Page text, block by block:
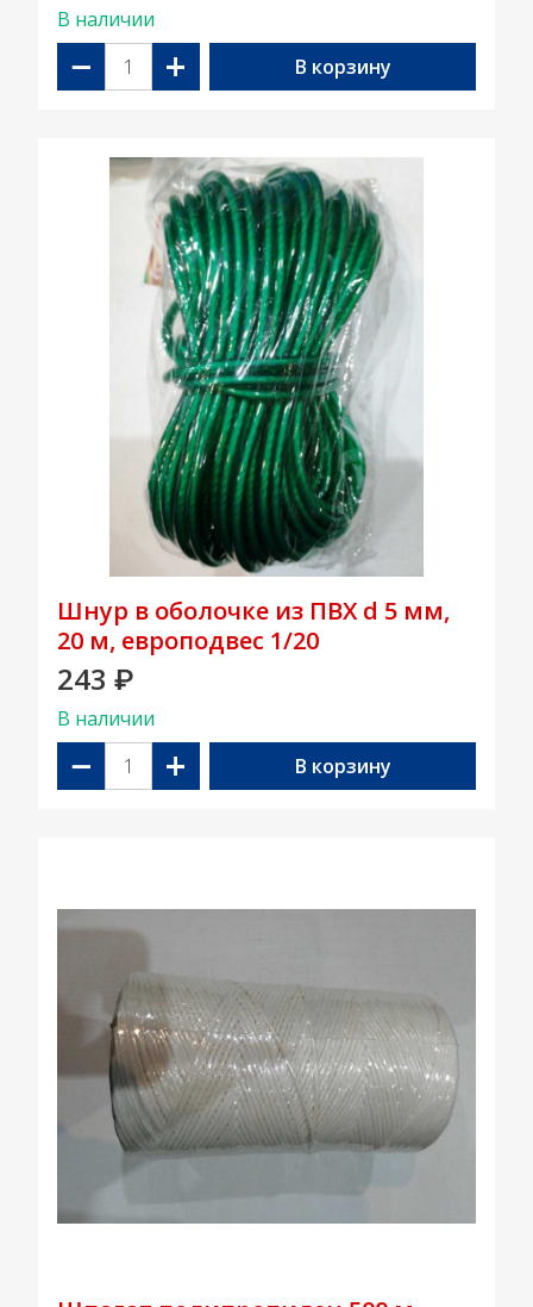
В наличии
− + В корзину
Шнур в оболочке из ПВХ d 5 мм,
20 м, европодвес 1/20
243 ₽
В наличии
− + В корзину